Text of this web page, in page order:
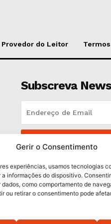
Gerir o Consentimento
experiências, usamos tecnologias
informações do dispositivo.
dados, como comportamento de
ou retirar o consentimento pode
Provedor do Leitor
Subscreva
Li e aceito aPolítica de